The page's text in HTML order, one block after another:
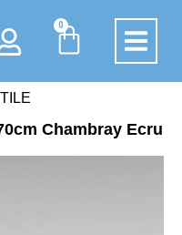
0
Chambray Ecru